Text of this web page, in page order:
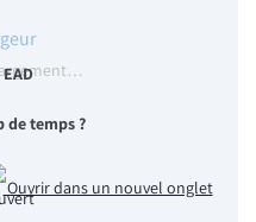
de temps ?
Ouvrir dans un nouvel onglet